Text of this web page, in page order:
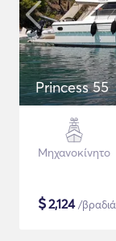
Princess 55
Μηχανοκίνητο
$2,124/βραδιά